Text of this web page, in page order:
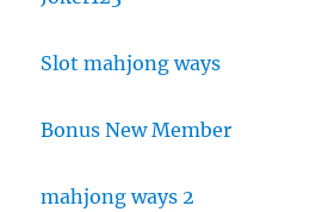
Slot mahjong ways
Bonus New Member
mahjong ways 2